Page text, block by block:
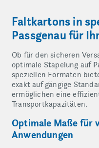
Faltkartons in
Passgenau für
Ob für den sicheren
optimale Stapelung auf
speziellen Formaten
exakt auf gängige
ermöglichen eine
Transportkapazitäten.
Optimale Maße für
Anwendungen